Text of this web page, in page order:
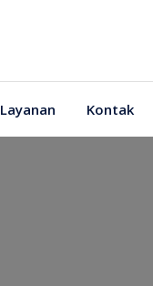
Layanan Kontak